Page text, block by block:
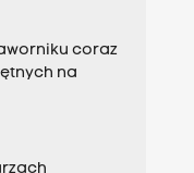
coraz
na